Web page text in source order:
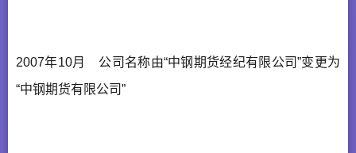
2007年10月 公司名称由“中钢期货经纪有限公司”变更为
“中钢期货有限公司”